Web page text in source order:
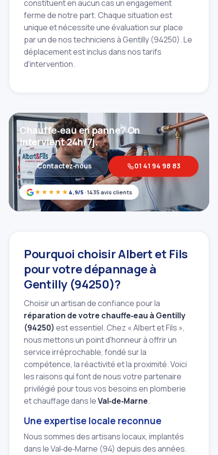
constituent en aucun cas un engagement
ferme de notre part. Chaque situation est
unique et nécessite une évaluation sur place
par un de nos techniciens à Gentilly (94250). Le
déplacement est inclus dans nos tarifs
d'intervention.
★★★★★ 4,9/5 · 1435 avis clients
Chauffe‑eau en panne? On
intervient 24h/7j.
Contactez‑nous 01 41 94 98 83
Pourquoi choisir Albert et Fils
pour votre dépannage à
Gentilly (94250)?
Choisir un artisan de confiance pour la
réparation de votre chauffe‑eau à Gentilly
(94250) est essentiel. Chez « Albert et Fils »,
nous mettons un point d'honneur à offrir un
service irréprochable, fondé sur la
compétence, la réactivité et la proximité. Voici
les raisons qui font de nous votre partenaire
privilégié pour tous vos besoins en plomberie
et chauffage dans leVal‑de‑Marne.
Une expertise locale reconnue
Nous sommes des artisans locaux, implantés
dans le Val‑de‑Marne (94) depuis des années.